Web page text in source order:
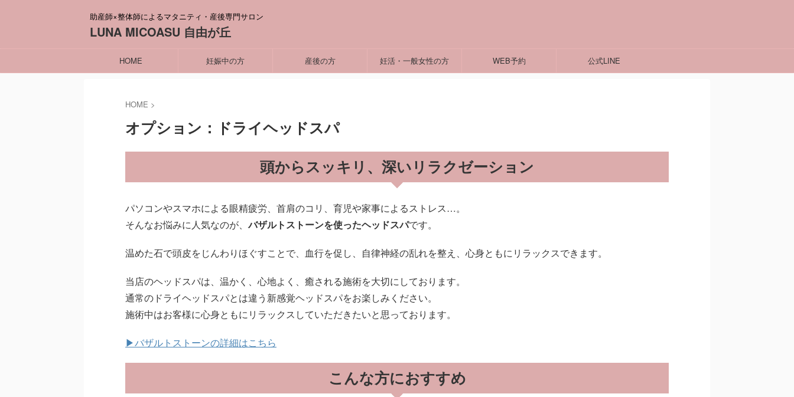
助産師×整体師によるマタニティ・産後専門サロン
LUNA MICOASU 自由が丘
HOME 妊娠中の方 産後の方 妊活・一般女性の方 WEB予約 公式LINE
HOME >
オプション：ドライヘッドスパ
頭からスッキリ、深いリラクゼーション
パソコンやスマホによる眼精疲労、首肩のコリ、育児や家事によるストレス…。
そんなお悩みに人気なのが、バザルトストーンを使ったヘッドスパです。
温めた石で頭皮をじんわりほぐすことで、血行を促し、自律神経の乱れを整え、心身ともにリラックスできます。
当店のヘッドスパは、温かく、心地よく、癒される施術を大切にしております。
通常のドライヘッドスパとは違う新感覚ヘッドスパをお楽しみください。
施術中はお客様に心身ともにリラックスしていただきたいと思っております。
▶バザルトストーンの詳細はこちら
こんな方におすすめ